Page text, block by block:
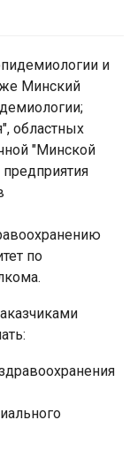
и
Минский
областных
"Минской
по